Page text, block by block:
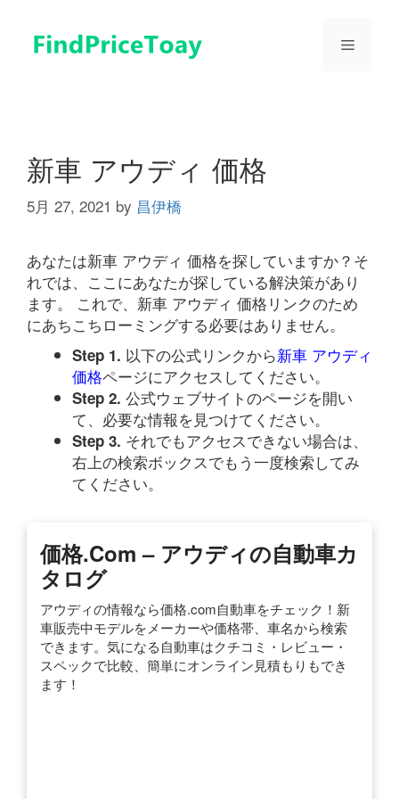
メ
新車 アウディ 価格
5月 27, 2021 by 昌伊橋
あなたは新車 アウディ 価格を探していますか？そ
れでは、ここにあなたが探している解決策があり
ます。 これで、新車 アウディ 価格リンクのため
にあちこちローミングする必要はありません。
Step 1. 以下の公式リンクから新車 アウディ
価格ページにアクセスしてください。
Step 2. 公式ウェブサイトのページを開い
て、必要な情報を見つけてください。
Step 3. それでもアクセスできない場合は、
右上の検索ボックスでもう一度検索してみ
てください。
価格.com – アウディの自動車カ
タログ
アウディの情報なら価格.com自動車をチェック！新
車販売中モデルをメーカーや価格帯、車名から検索
できます。気になる自動車はクチコミ・レビュー・
スペックで比較、簡単にオンライン見積もりもでき
ます！